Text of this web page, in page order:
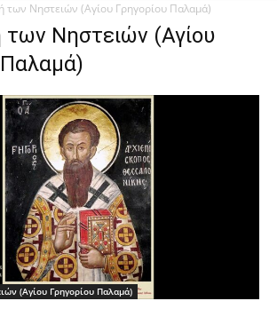
των Νηστειών (Αγίου Γρηγορίου Παλαμά)
των Νηστειών (Αγίου
Παλαμά)
(Αγίου Γρηγορίου Παλαμά)